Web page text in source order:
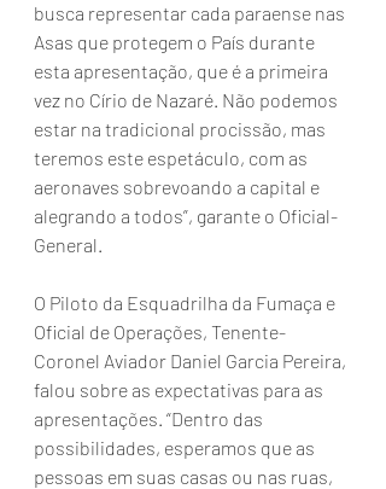
busca representar cada paraense nas
Asas que protegem o País durante
esta apresentação, que é a primeira
vez no Círio de Nazaré. Não podemos
estar na tradicional procissão, mas
teremos este espetáculo, com as
aeronaves sobrevoando a capital e
alegrando a todos”, garante o Oficial-
General.
O Piloto da Esquadrilha da Fumaça e
Oficial de Operações, Tenente-
Coronel Aviador Daniel Garcia Pereira,
falou sobre as expectativas para as
apresentações. “Dentro das
possibilidades, esperamos que as
pessoas em suas casas ou nas ruas,